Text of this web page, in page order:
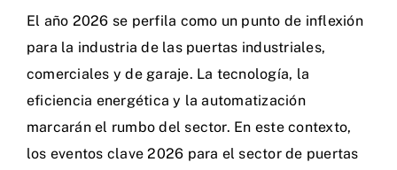
El año 2026 se perfila como un punto de inflexión
para la industria de las puertas industriales,
comerciales y de garaje. La tecnología, la
eficiencia energética y la automatización
marcarán el rumbo del sector. En este contexto,
los eventos clave 2026 para el sector de puertas